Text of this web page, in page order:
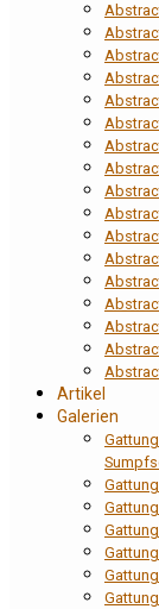
Artikel
Galerien